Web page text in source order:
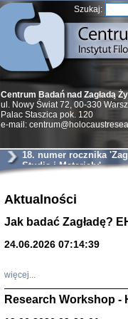
Szukaj:
Centrum Badań nad Zagładą
ul. Nowy Świat 72, 00-330
Palac Staszica pok. 120
e-mail:
18. numer rocznika
Studia i Materiały'
Aktualności
Jak badać Zagładę?
24.06.2026 07:14:39
więcej...
Research Workshop